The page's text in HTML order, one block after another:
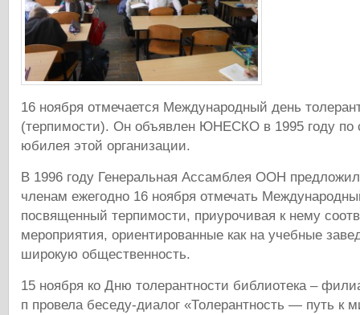
16 ноября отмечается Международный день
(терпимости). Он объявлен ЮНЕСКО в 1995 году по
юбилея этой организации.
В 1996 году Генеральная Ассамблея ООН
членам ежегодно 16 ноября отмечать
посвященный терпимости, приурочивая к нему
мероприятия, ориентированные как на учебные
широкую общественность.
15 ноября ко Дню толерантности библиотека –
п провела беседу-диалог «Толерантность — путь к